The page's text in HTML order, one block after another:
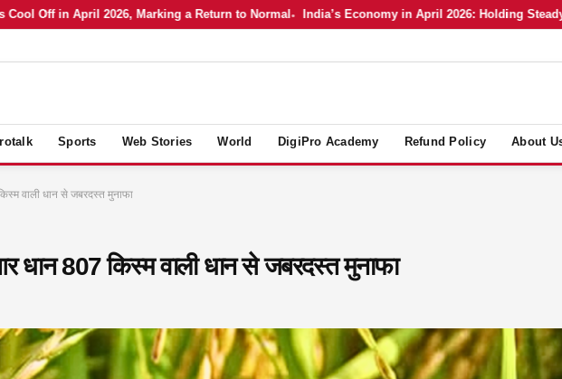
in April 2026, Marking a Return to Normal India’s Economy in April 2026: Holding Steady in
Sports Web Stories World DigiPro Academy Refund Policy About
वाली धान से जबरदस्त मुनाफा
धान 807 किस्म वाली धान से जबरदस्त मुनाफा